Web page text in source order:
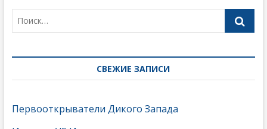
СВЕЖИЕ ЗАПИСИ
Первооткрыватели Дикого Запада